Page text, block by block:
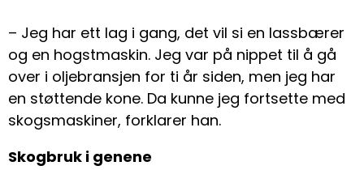
– Jeg har ett lag i gang, det vil si en lassbærer
og en hogstmaskin. Jeg var på nippet til å gå
over i oljebransjen for ti år siden, men jeg har
en støttende kone. Da kunne jeg fortsette med
skogsmaskiner, forklarer han.
Skogbruk i genene